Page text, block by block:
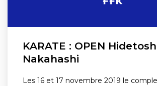
KARATE : OPEN
Nakahashi
Les 16 et 17 novembre 2019 le